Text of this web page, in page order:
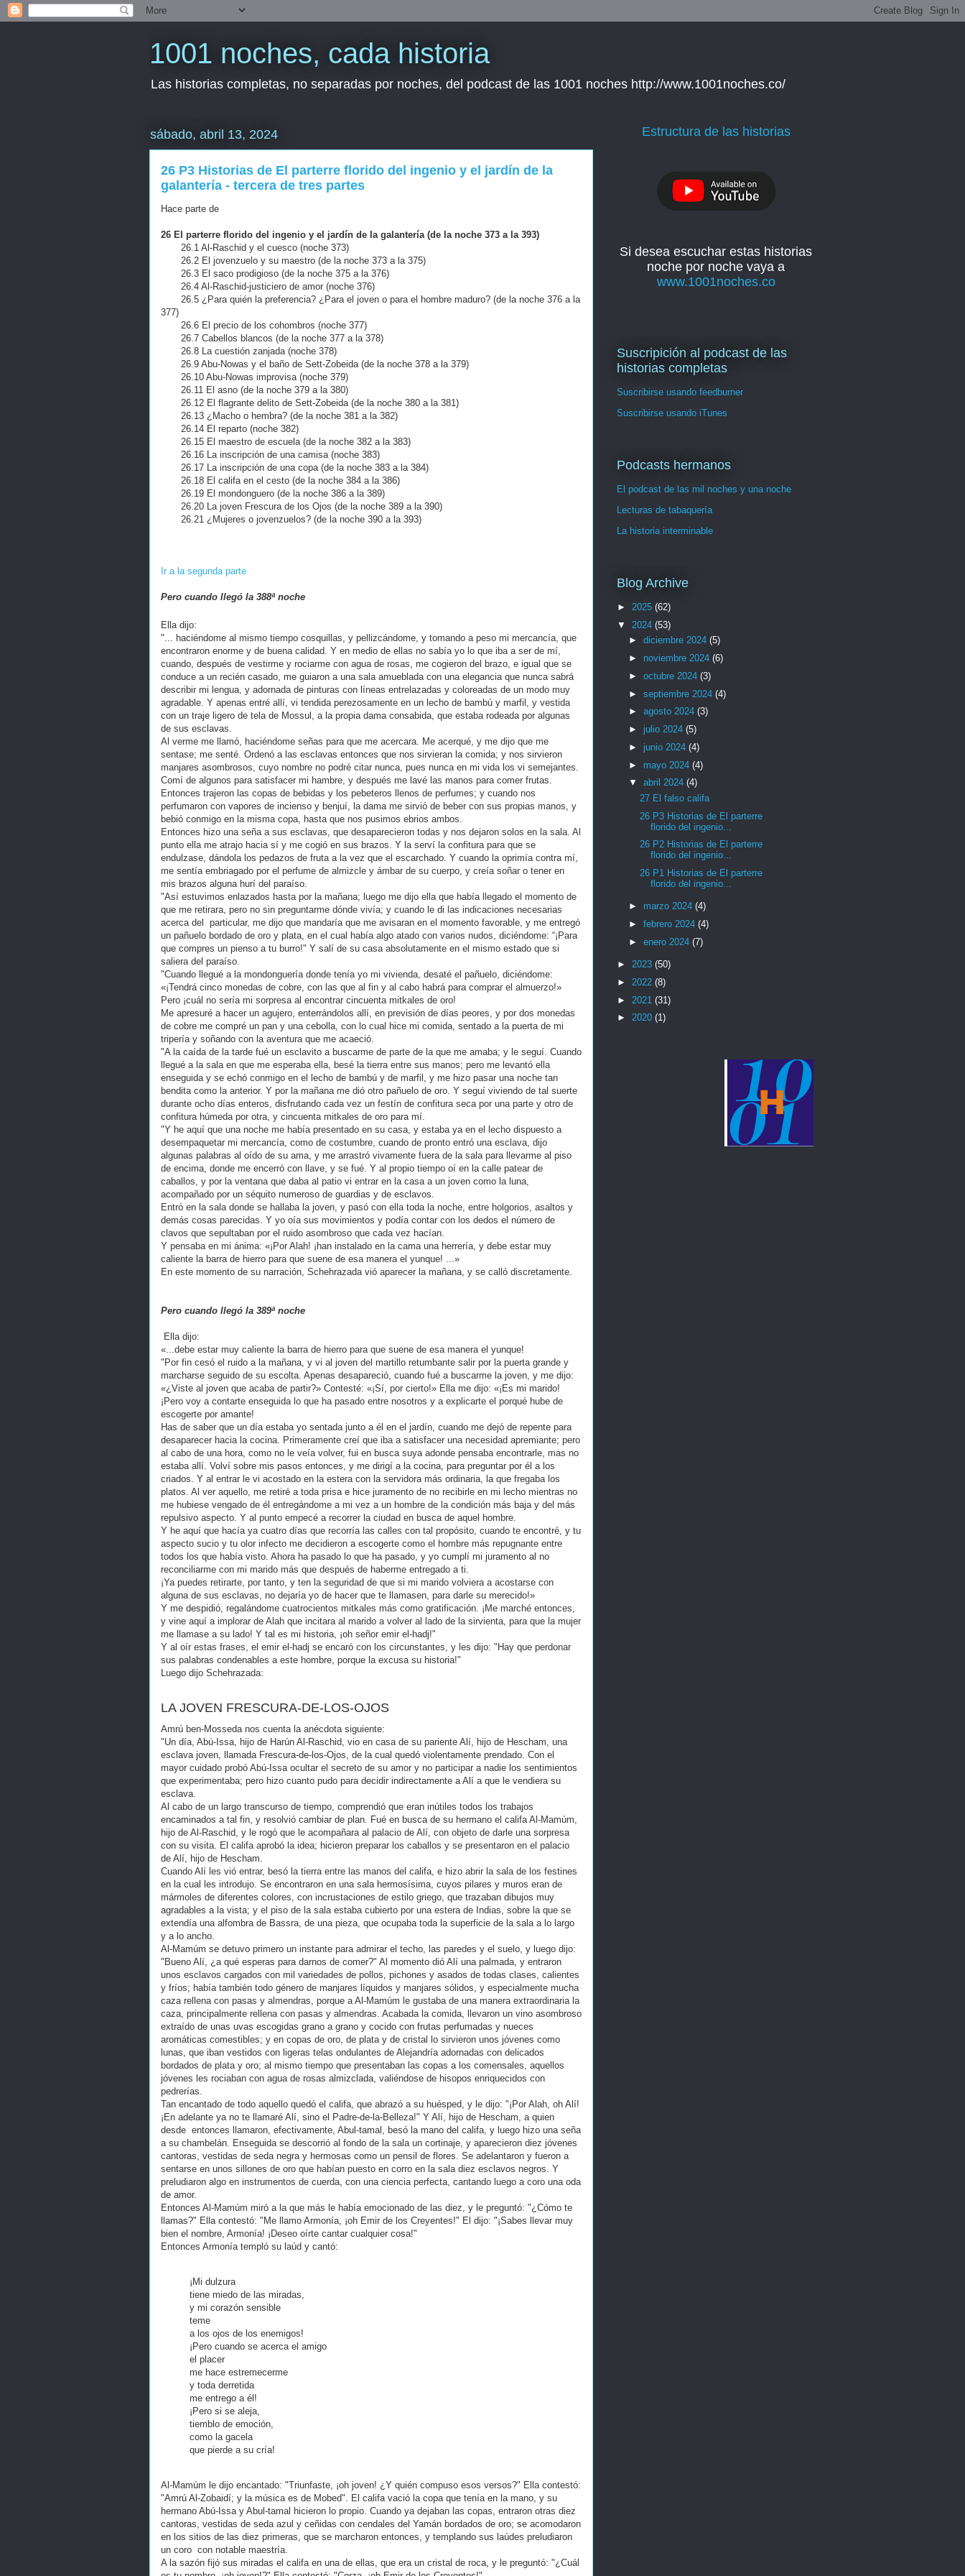
1001 noches, cada historia
Las historias completas, no separadas por noches, del podcast de las 1001 noches http://www.1001noches.co/
sábado, abril 13, 2024
26 P3 Historias de El parterre florido del ingenio y el jardín de la
galantería - tercera de tres partes
Hace parte de
26 El parterre florido del ingenio y el jardín de la galantería (de la noche 373 a la 393)
26.1 Al-Raschid y el cuesco (noche 373)
26.2 El jovenzuelo y su maestro (de la noche 373 a la 375)
26.3 El saco prodigioso (de la noche 375 a la 376)
26.4 Al-Raschid-justiciero de amor (noche 376)
26.5 ¿Para quién la preferencia? ¿Para el joven o para el hombre maduro? (de la noche 376 a la
377)
26.6 El precio de los cohombros (noche 377)
26.7 Cabellos blancos (de la noche 377 a la 378)
26.8 La cuestión zanjada (noche 378)
26.9 Abu-Nowas y el baño de Sett-Zobeida (de la noche 378 a la 379)
26.10 Abu-Nowas improvisa (noche 379)
26.11 El asno (de la noche 379 a la 380)
26.12 El flagrante delito de Sett-Zobeida (de la noche 380 a la 381)
26.13 ¿Macho o hembra? (de la noche 381 a la 382)
26.14 El reparto (noche 382)
26.15 El maestro de escuela (de la noche 382 a la 383)
26.16 La inscripción de una camisa (noche 383)
26.17 La inscripción de una copa (de la noche 383 a la 384)
26.18 El califa en el cesto (de la noche 384 a la 386)
26.19 El mondonguero (de la noche 386 a la 389)
26.20 La joven Frescura de los Ojos (de la noche 389 a la 390)
26.21 ¿Mujeres o jovenzuelos? (de la noche 390 a la 393)
Ir a la segunda parte
Pero cuando llegó la 388ª noche
Ella dijo:
"... haciéndome al mismo tiempo cosquillas, y pellizcándome, y tomando a peso mi mercancía, que
encontraron enorme y de buena calidad. Y en medio de ellas no sabía yo lo que iba a ser de mí,
cuando, después de vestirme y rociarme con agua de rosas, me cogieron del brazo, e igual que se
conduce a un recién casado, me guiaron a una sala amueblada con una elegancia que nunca sabrá
describir mi lengua, y adornada de pinturas con líneas entrelazadas y coloreadas de un modo muy
agradable. Y apenas entré allí, vi tendida perezosamente en un lecho de bambú y marfil, y vestida
con un traje ligero de tela de Mossul, a la propia dama consabida, que estaba rodeada por algunas
de sus esclavas.
Al verme me llamó, haciéndome señas para que me acercara. Me acerqué, y me dijo que me
sentase; me senté. Ordenó a las esclavas entonces que nos sirvieran la comida; y nos sirvieron
manjares asombrosos, cuyo nombre no podré citar nunca, pues nunca en mi vida los vi semejantes.
Comí de algunos para satisfacer mi hambre, y después me lavé las manos para comer frutas.
Entonces trajeron las copas de bebidas y los pebeteros llenos de perfumes; y cuando nos
perfumaron con vapores de incienso y benjuí, la dama me sirvió de beber con sus propias manos, y
bebió conmigo en la misma copa, hasta que nos pusimos ebrios ambos.
Entonces hizo una seña a sus esclavas, que desaparecieron todas y nos dejaron solos en la sala. Al
punto ella me atrajo hacia sí y me cogió en sus brazos. Y la serví la confitura para que se
endulzase, dándola los pedazos de fruta a la vez que el escarchado. Y cuando la oprimía contra mí,
me sentía embriagado por el perfume de almizcle y ámbar de su cuerpo, y creía soñar o tener en
mis brazos alguna hurí del paraíso.
"Así estuvimos enlazados hasta por la mañana; luego me dijo ella que había llegado el momento de
que me retirara, pero no sin preguntarme dónde vivía; y cuando le di las indicaciones necesarias
acerca del particular, me dijo que mandaría que me avisaran en el momento favorable, y me entregó
un pañuelo bordado de oro y plata, en el cual había algo atado con varios nudos, diciéndome: “¡Para
que compres un pienso a tu burro!" Y salí de su casa absolutamente en el mismo estado que si
saliera del paraíso.
"Cuando llegué a la mondonguería donde tenía yo mi vivienda, desaté el pañuelo, diciéndome:
«¡Tendrá cinco monedas de cobre, con las que al fin y al cabo habrá para comprar el almuerzo!»
Pero ¡cuál no sería mi sorpresa al encontrar cincuenta mitkales de oro!
Me apresuré a hacer un agujero, enterrándolos allí, en previsión de días peores, y por dos monedas
de cobre me compré un pan y una cebolla, con lo cual hice mi comida, sentado a la puerta de mi
tripería y soñando con la aventura que me acaeció.
"A la caída de la tarde fué un esclavito a buscarme de parte de la que me amaba; y le seguí. Cuando
llegué a la sala en que me esperaba ella, besé la tierra entre sus manos; pero me levantó ella
enseguida y se echó conmigo en el lecho de bambú y de marfil, y me hizo pasar una noche tan
bendita como la anterior. Y por la mañana me dió otro pañuelo de oro. Y seguí viviendo de tal suerte
durante ocho días enteros, disfrutando cada vez un festín de confitura seca por una parte y otro de
confitura húmeda por otra, y cincuenta mitkales de oro para mí.
"Y he aquí que una noche me había presentado en su casa, y estaba ya en el lecho dispuesto a
desempaquetar mi mercancía, como de costumbre, cuando de pronto entró una esclava, dijo
algunas palabras al oído de su ama, y me arrastró vivamente fuera de la sala para llevarme al piso
de encima, donde me encerró con llave, y se fué. Y al propio tiempo oí en la calle patear de
caballos, y por la ventana que daba al patio vi entrar en la casa a un joven como la luna,
acompañado por un séquito numeroso de guardias y de esclavos.
Entró en la sala donde se hallaba la joven, y pasó con ella toda la noche, entre holgorios, asaltos y
demás cosas parecidas. Y yo oía sus movimientos y podía contar con los dedos el número de
clavos que sepultaban por el ruido asombroso que cada vez hacían.
Y pensaba en mi ánima: «¡Por Alah! ¡han instalado en la cama una herrería, y debe estar muy
caliente la barra de hierro para que suene de esa manera el yunque! ...»
En este momento de su narración, Schehrazada vió aparecer la mañana, y se calló discretamente.
Pero cuando llegó la 389ª noche
Ella dijo:
«...debe estar muy caliente la barra de hierro para que suene de esa manera el yunque!
"Por fin cesó el ruido a la mañana, y vi al joven del martillo retumbante salir por la puerta grande y
marcharse seguido de su escolta. Apenas desapareció, cuando fué a buscarme la joven, y me dijo:
«¿Viste al joven que acaba de partir?» Contesté: «¡Sí, por cierto!» Ella me dijo: «¡Es mi marido!
¡Pero voy a contarte enseguida lo que ha pasado entre nosotros y a explicarte el porqué hube de
escogerte por amante!
Has de saber que un día estaba yo sentada junto a él en el jardín, cuando me dejó de repente para
desaparecer hacia la cocina. Primeramente creí que iba a satisfacer una necesidad apremiante; pero
al cabo de una hora, como no le veía volver, fui en busca suya adonde pensaba encontrarle, mas no
estaba allí. Volví sobre mis pasos entonces, y me dirigí a la cocina, para preguntar por él a los
criados. Y al entrar le vi acostado en la estera con la servidora más ordinaria, la que fregaba los
platos. Al ver aquello, me retiré a toda prisa e hice juramento de no recibirle en mi lecho mientras no
me hubiese vengado de él entregándome a mi vez a un hombre de la condición más baja y del más
repulsivo aspecto. Y al punto empecé a recorrer la ciudad en busca de aquel hombre.
Y he aquí que hacía ya cuatro días que recorría las calles con tal propósito, cuando te encontré, y tu
aspecto sucio y tu olor infecto me decidieron a escogerte como el hombre más repugnante entre
todos los que había visto. Ahora ha pasado lo que ha pasado, y yo cumplí mi juramento al no
reconciliarme con mi marido más que después de haberme entregado a ti.
¡Ya puedes retirarte, por tanto, y ten la seguridad de que si mi marido volviera a acostarse con
alguna de sus esclavas, no dejaría yo de hacer que te llamasen, para darle su merecido!»
Y me despidió, regalándome cuatrocientos mitkales más como gratificación. ¡Me marché entonces,
y vine aquí a implorar de Alah que incitara al marido a volver al lado de la sirvienta, para que la mujer
me llamase a su lado! Y tal es mi historia, ¡oh señor emir el-hadj!"
Y al oír estas frases, el emir el-hadj se encaró con los circunstantes, y les dijo: "Hay que perdonar
sus palabras condenables a este hombre, porque la excusa su historia!"
Luego dijo Schehrazada:
LA JOVEN FRESCURA-DE-LOS-OJOS
Amrú ben-Mosseda nos cuenta la anécdota siguiente:
"Un día, Abú-Issa, hijo de Harún Al-Raschid, vio en casa de su pariente Alí, hijo de Hescham, una
esclava joven, llamada Frescura-de-los-Ojos, de la cual quedó violentamente prendado. Con el
mayor cuidado probó Abú-Issa ocultar el secreto de su amor y no participar a nadie los sentimientos
que experimentaba; pero hizo cuanto pudo para decidir indirectamente a Alí a que le vendiera su
esclava.
Al cabo de un largo transcurso de tiempo, comprendió que eran inútiles todos los trabajos
encaminados a tal fin, y resolvió cambiar de plan. Fué en busca de su hermano el califa Al-Mamúm,
hijo de Al-Raschid, y le rogó que le acompañara al palacio de Alí, con objeto de darle una sorpresa
con su visita. El califa aprobó la idea; hicieron preparar los caballos y se presentaron en el palacio
de Alí, hijo de Hescham.
Cuando Alí les vió entrar, besó la tierra entre las manos del califa, e hizo abrir la sala de los festines
en la cual les introdujo. Se encontraron en una sala hermosísima, cuyos pilares y muros eran de
mármoles de diferentes colores, con incrustaciones de estilo griego, que trazaban dibujos muy
agradables a la vista; y el piso de la sala estaba cubierto por una estera de Indias, sobre la que se
extendía una alfombra de Bassra, de una pieza, que ocupaba toda la superficie de la sala a lo largo
y a lo ancho.
Al-Mamúm se detuvo primero un instante para admirar el techo, las paredes y el suelo, y luego dijo:
"Bueno Alí, ¿a qué esperas para darnos de comer?" Al momento dió Alí una palmada, y entraron
unos esclavos cargados con mil variedades de pollos, pichones y asados de todas clases, calientes
y fríos; había también todo género de manjares líquidos y manjares sólidos, y especialmente mucha
caza rellena con pasas y almendras, porque a Al-Mamúm le gustaba de una manera extraordinaria la
caza, principalmente rellena con pasas y almendras. Acabada la comida, llevaron un vino asombroso
extraído de unas uvas escogidas grano a grano y cocido con frutas perfumadas y nueces
aromáticas comestibles; y en copas de oro, de plata y de cristal lo sirvieron unos jóvenes como
lunas, que iban vestidos con ligeras telas ondulantes de Alejandría adornadas con delicados
bordados de plata y oro; al mismo tiempo que presentaban las copas a los comensales, aquellos
jóvenes les rociaban con agua de rosas almizclada, valiéndose de hisopos enriquecidos con
pedrerías.
Tan encantado de todo aquello quedó el califa, que abrazó a su huésped, y le dijo: "¡Por Alah, oh Alí!
¡En adelante ya no te llamaré Alí, sino el Padre-de-la-Belleza!" Y Alí, hijo de Hescham, a quien
desde entonces llamaron, efectivamente, Abul-tamal, besó la mano del califa, y luego hizo una seña
a su chambelán. Enseguida se descorrió al fondo de la sala un cortinaje, y aparecieron diez jóvenes
cantoras, vestidas de seda negra y hermosas como un pensil de flores. Se adelantaron y fueron a
sentarse en unos sillones de oro que habían puesto en corro en la sala diez esclavos negros. Y
preludiaron algo en instrumentos de cuerda, con una ciencia perfecta, cantando luego a coro una oda
de amor.
Entonces Al-Mamúm miró a la que más le había emocionado de las diez, y le preguntó: "¿Cómo te
llamas?" Ella contestó: "Me llamo Armonía, ¡oh Emir de los Creyentes!" El dijo: "¡Sabes llevar muy
bien el nombre, Armonía! ¡Deseo oírte cantar cualquier cosa!"
Entonces Armonía templó su laúd y cantó:
¡Mi dulzura
tiene miedo de las miradas,
y mi corazón sensible
teme
a los ojos de los enemigos!
¡Pero cuando se acerca el amigo
el placer
me hace estremecerme
y toda derretida
me entrego a él!
¡Pero si se aleja,
tiemblo de emoción,
como la gacela
que pierde a su cría!
Al-Mamúm le dijo encantado: "Triunfaste, ¡oh joven! ¿Y quién compuso esos versos?" Ella contestó:
"Amrú Al-Zobaidí; y la música es de Mobed". El califa vació la copa que tenía en la mano, y su
hermano Abú-Issa y Abul-tamal hicieron lo propio. Cuando ya dejaban las copas, entraron otras diez
cantoras, vestidas de seda azul y ceñidas con cendales del Yamán bordados de oro; se acomodaron
en los sitios de las diez primeras, que se marcharon entonces, y templando sus laúdes preludiaron
un coro con notable maestría.
A la sazón fijó sus miradas el califa en una de ellas, que era un cristal de roca, y le preguntó: "¿Cuál
Estructura de las historias
Si desea escuchar estas historias
noche por noche vaya a
www.1001noches.co
Suscripición al podcast de las
historias completas
Suscribirse usando feedburner
Suscribirse usando iTunes
Podcasts hermanos
El podcast de las mil noches y una noche
Lecturas de tabaquería
La historia interminable
Blog Archive
► 2025 (62)
▼ 2024 (53)
► diciembre 2024 (5)
► noviembre 2024 (6)
► octubre 2024 (3)
► septiembre 2024 (4)
► agosto 2024 (3)
► julio 2024 (5)
► junio 2024 (4)
► mayo 2024 (4)
▼ abril 2024 (4)
27 El falso califa
26 P3 Historias de El parterre
florido del ingenio...
26 P2 Historias de El parterre
florido del ingenio...
26 P1 Historias de El parterre
florido del ingenio...
► marzo 2024 (4)
► febrero 2024 (4)
► enero 2024 (7)
► 2023 (50)
► 2022 (8)
► 2021 (31)
► 2020 (1)